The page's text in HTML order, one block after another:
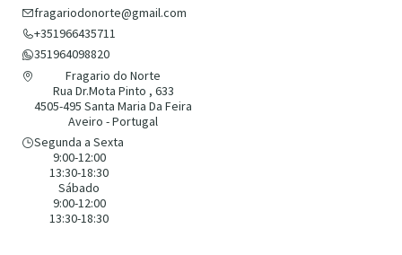
fragariodonorte@gmail.com
+351966435711
351964098820
Fragario do Norte
Rua Dr.Mota Pinto , 633
4505-495 Santa Maria Da Feira
Aveiro - Portugal
Segunda a Sexta
9:00-12:00
13:30-18:30
Sábado
9:00-12:00
13:30-18:30